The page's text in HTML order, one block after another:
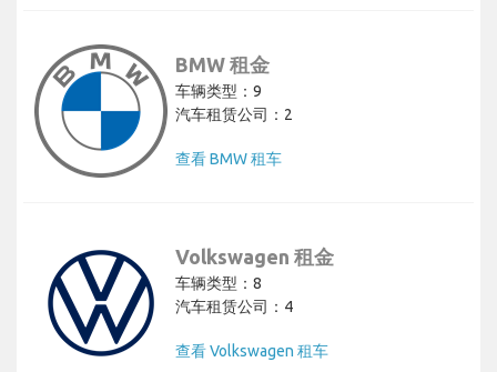
BMW 租金
车辆类型：9
汽车租赁公司：2
查看 BMW 租车
Volkswagen 租金
车辆类型：8
汽车租赁公司：4
查看 Volkswagen 租车